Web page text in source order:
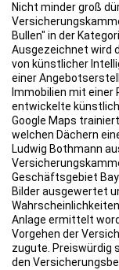
Nicht minder groß
Bullen" in der
Ausgezeichnet wird
von künstlicher
einer
Immobilien mit einer
entwickelte
Google Maps
welchen Dächern
Ludwig Bothmann
Geschäftsgebiet
Bilder ausgewertet
Anlage ermittelt
Vorgehen der
zugute. Preiswürdig
den